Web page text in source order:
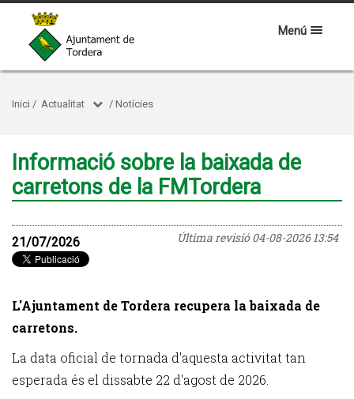
Menú
Inici / Actualitat / Notícies
Informació sobre la baixada de
carretons de la FMTordera
Última revisió04-08-2026 13:54
21/07/2026
L'Ajuntament de Tordera recupera la baixada de
carretons.
La data oficial de tornada d'aquesta activitat tan
esperada és el dissabte 22 d'agost de 2026.